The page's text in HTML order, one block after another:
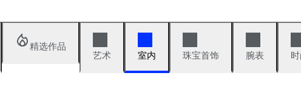
精选作品
艺术
室内 珠宝首饰 腕表